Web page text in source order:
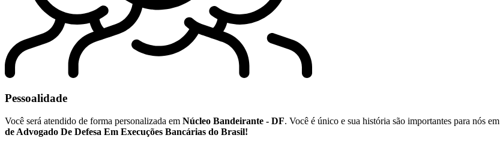
Pessoalidade
Você será atendido de forma personalizada em Núcleo Bandeirante - DF. Você é único e sua história são importantes para nós em
de Advogado De Defesa Em Execuções Bancárias do Brasil!